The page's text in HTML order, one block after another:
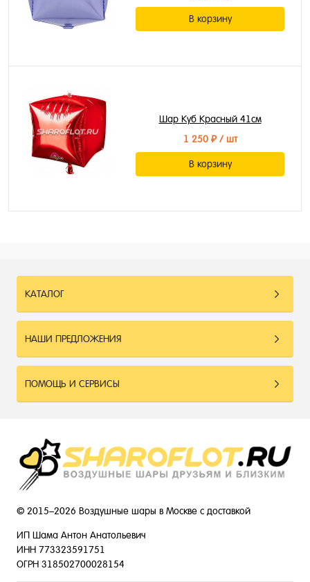
В корзину
Шар Куб Красный 41см
1 250 ₽/ шт
В корзину
КАТАЛОГ
НАШИ ПРЕДЛОЖЕНИЯ
ПОМОЩЬ И СЕРВИСЫ
© 2015–2026 Воздушные шары в Москве с доставкой
ИП Шама Антон Анатольевич
ИНН 773323591751
ОГРН 318502700028154